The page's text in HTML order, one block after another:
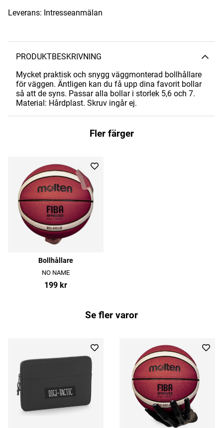
Leverans: Intresseanmälan
PRODUKTBESKRIVNING
Mycket praktisk och snygg väggmonterad bollhållare
för väggen. Äntligen kan du få upp dina favorit bollar
så att de syns. Passar alla bollar i storlek 5,6 och 7.
Material: Hårdplast. Skruv ingår ej.
Fler färger
Bollhållare
NO NAME
199 kr
Se fler varor